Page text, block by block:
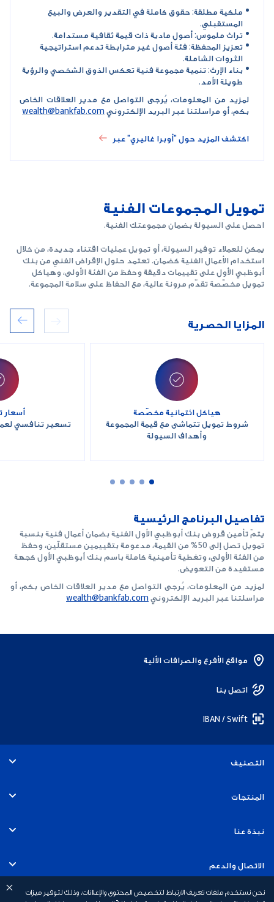
نحن نستخدم ملفات تعريف الارتباط لتخصيص المحتوى والإعلانات، وذلك لتوفير ميزات
ملكية مطلقة: حقوق كاملة في التقدير والعرض والبيع
المستقبلي.
تراث ملموس: أصول مادية ذات قيمة ثقافية مستدامة.
تعزيز المحفظة: فئة أصول غير مترابطة تدعم استراتيجية
الثروات الشاملة.
بناء الإرث: تنمية مجموعة فنية تعكس الذوق الشخصي والرؤية
طويلة الأمد.
لمزيد من المعلومات، يُرجى التواصل مع مدير العلاقات الخاص
بكم، أو مراسلتنا عبر البريد الإلكترونيwealth@bankfab.com
اكتشف المزيد حول "أوبرا غاليري" عبر
تمويل المجموعات الفنية
احصل على السيولة بضمان مجموعتك الفنية.
يمكن للعملاء توفير السيولة، أو تمويل عمليات اقتناء جديدة، من خلال
استخدام الأعمال الفنية كضمان. تعتمد حلول الإقراض الفني من بنك
أبوظبي الأول على تقييمات دقيقة وحفظ من الفئة الأولى، وهياكل
تمويل مخصّصة تقدّم مرونة عالية، مع الحفاظ على سلامة المجموعة.
المزايا الحصرية
هياكل ائتمانية مخصّصة
شروط تمويل تتماشى مع قيمة المجموعة
وأهداف السيولة
أسعار
تسعير تنافسي
تفاصيل البرنامج الرئيسية
يتمّ تأمين قروض بنك أبوظبي الأول الفنية بضمان أعمال فنية بنسبة
تمويل تصل إلى 50% من القيمة، مدعومة بتقييمين مستقلّين، وحفظ
من الفئة الأولى، وتغطية تأمينية كاملة باسم بنك أبوظبي الأول كجهة
مستفيدة من التعويض.
لمزيد من المعلومات، يُرجى التواصل مع مدير العلاقات الخاص بكم، أو
مراسلتنا عبر البريد الإلكترونيwealth@bankfab.com
مواقع الأفرع والصرافات الألية
اتصل بنا
IBAN / Swift
التصنيف
الأفراد
المنتجات
الحسابات
القروض
نبذة عنا
التوظيف
الاستدامة
الاتصال والدعم
الخدمات المصرفية عبر الهاتف المتحرك
روابط سريعة